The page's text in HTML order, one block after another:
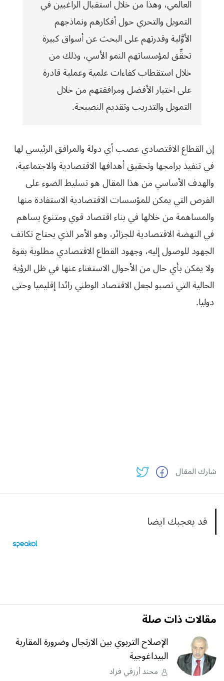
العالمي، وهذا من خلال استقبال الراغبين في
التمويل والتحري حول أفكارهم ونماذجهم
الأوَّلية وقدرتهم على البحث عن أسواق كبيرة
تحقِّق لمؤسساتهم النمو الأسي، وذلك من
خلال استقطاب كفاءات علمية وعملية قادرة
على اختيار الأفضل ومرافقتهم من خلال
التمويل والتدريب وتقديم النصيحة.
إن القطاع الاقتصادي عصب أي دولة والمرافق الرئيسي لها
في تنفيذ برامجها وتحقيق أهدافها الاقتصادية والاجتماعية،
والهدف الأساسي من هذا المقال هو تسليط الضوء على
الفرص التي يمكن للمؤسسات الاقتصادية الاستفادة منها
والمساهمة من خلالها في بناء اقتصاد قوي ومتنوع يساهم
في النهضة الاقتصادية للجزائر، وهو الأمر الذي يحتاج تكاتف
الجهود للوصول إليه، وجهود القطاع الاقتصادي مطلوبة بقوة
ولا يمكن بأي حال من الأحوال الاستغناء عنها في ظل الرؤية
الحالية التي تصبو لجعل الاقتصاد الوطني رائدا إقليميا وحتى
دوليا.
شارك المقال
قد يعجبك ايضا
مقالات ذات صلة
الإصلاح التربوي بين الارتجال وضرورة المقاربة
البيداغوجية
محند أرزقي فراد